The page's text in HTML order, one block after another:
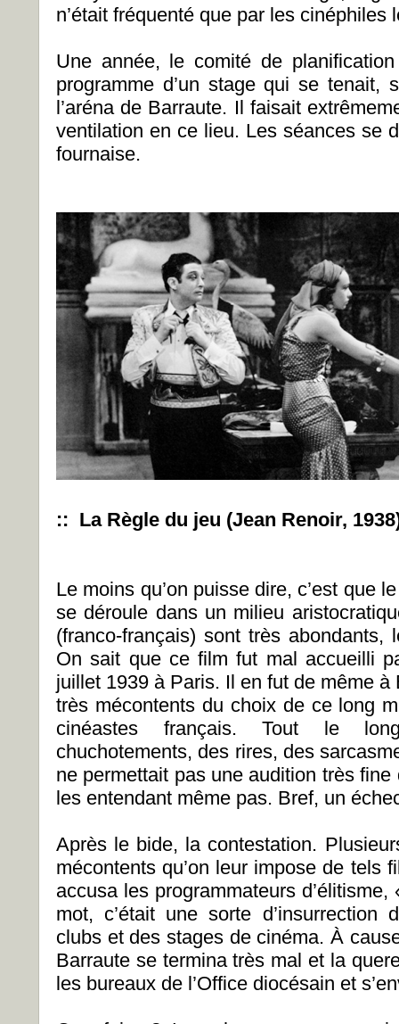
n’était fréquenté que par les cinéphiles
Une année, le comité de
programme d’un stage qui se tenait,
l’aréna de Barraute. Il faisait
ventilation en ce lieu. Les séances se
fournaise.
:: La Règle du jeu (Jean Renoir,
Le moins qu’on puisse dire, c’est que
se déroule dans un milieu
(franco-français) sont très
On sait que ce film fut mal accueilli
juillet 1939 à Paris. Il en fut de même
très mécontents du choix de ce long
cinéastes français. Tout le
chuchotements, des rires, des
ne permettait pas une audition très
les entendant même pas. Bref, un
Après le bide, la contestation.
mécontents qu’on leur impose de tels
accusa les programmateurs
mot, c’était une sorte d’insurrection
clubs et des stages de cinéma. À
Barraute se termina très mal et la
les bureaux de l’Office diocésain et